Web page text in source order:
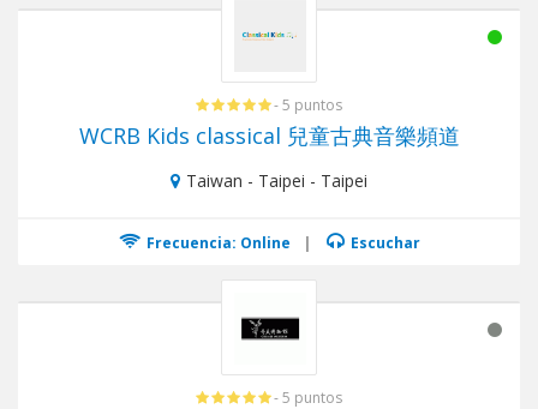
- 5 puntos
WCRB Kids classical 兒童古典音樂頻道
Taiwan - Taipei - Taipei
Frecuencia: Online | Escuchar
- 5 puntos